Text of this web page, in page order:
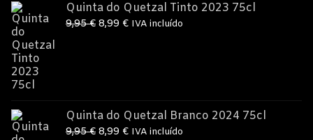
Quinta do Quetzal Tinto 2023 75cl
9,95€ O
8,99 €OIVA incluído
Quinta do Quetzal Branco 2024 75cl
9,95€ O
8,99 €OIVA incluído